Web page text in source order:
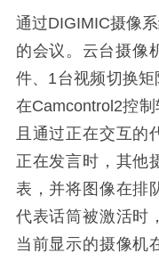
通过DIGIMIC摄像
的会议。云台摄像
件、1台视频切换
在Camcontrol2控
且通过正在交互的
正在发言时，其他
表，并将图像在排
代表话筒被激活时
当前显示的摄像机